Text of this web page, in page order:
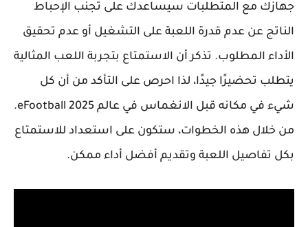
جهازك مع المتطلبات سيساعدك على تجنب الإحباط
الناتج عن عدم قدرة اللعبة على التشغيل أو عدم تحقيق
الأداء المطلوب. تذكر أن الاستمتاع بتجربة اللعب المثالية
يتطلب تحضيرًا جيدًا، لذا احرص على التأكد من أن كل
شيء في مكانه قبل الانغماس في عالم eFootball 2025.
من خلال هذه الخطوات، ستكون على استعداد للاستمتاع
بكل تفاصيل اللعبة وتقديم أفضل أداء ممكن.